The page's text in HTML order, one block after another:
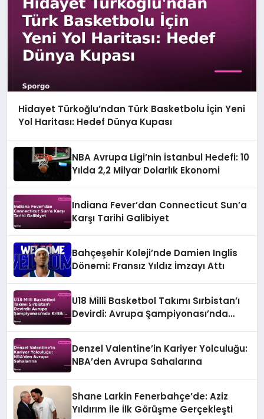
Hidayet Türkoğlu’ndan Türk Basketbolu İçin Yeni
Yol Haritası: Hedef Dünya Kupası
NBA Avrupa Ligi’nin İstanbul Hedefi: 10
Yılda 2,2 Milyar Dolarlık Ekonomi
Indiana Fever’dan Connecticut Sun’a
Karşı Tarihi Galibiyet
Bahçeşehir Koleji’nde Damien Inglis
Dönemi: Fransız Yıldız İmzayı Attı
U18 Milli Basketbol Takımı Sırbistan’ı
Devirdi: Avrupa Şampiyonası’nda
Denzel Valentine’in Kariyer Yolculuğu:
NBA’den Avrupa Sahalarına
Shane Larkin Fenerbahçe’de: Aziz
Yıldırım ile İlk Görüşme Gerçekleşti